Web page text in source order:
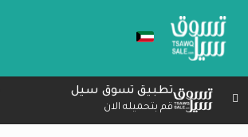
تطبيق تسوق سيل
قم بتحميله الان